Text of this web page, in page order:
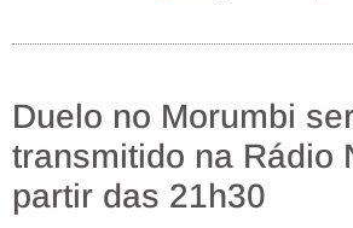
Duelo no Morumbi
transmitido na Rádio
partir das 21h30